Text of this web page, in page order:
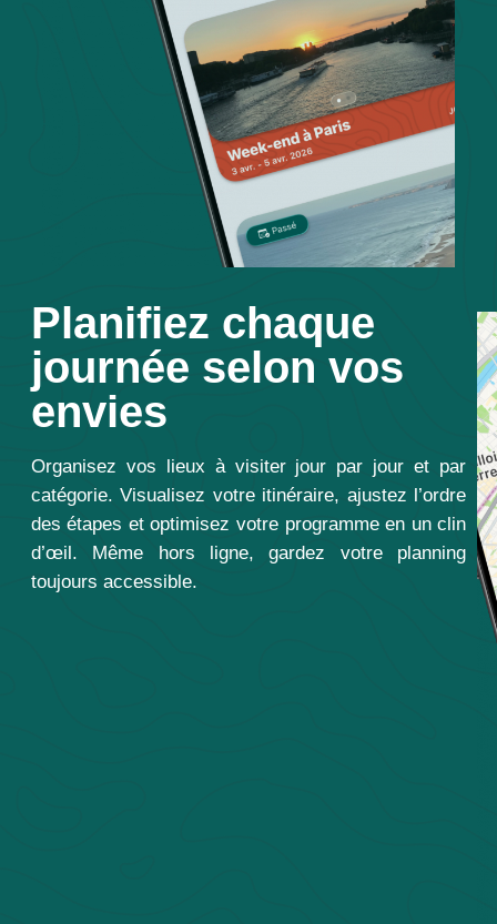
Planifiez chaque
journée selon vos
envies
Organisez vos lieux à visiter jour par jour et par
catégorie. Visualisez votre itinéraire, ajustez l’ordre
des étapes et optimisez votre programme en un clin
d’œil. Même hors ligne, gardez votre planning
toujours accessible.